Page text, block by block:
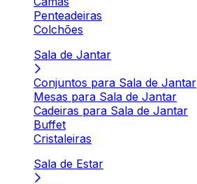
Penteadeiras
Colchões
Sala de Jantar
Conjuntos para Sala de Jantar
Mesas para Sala de Jantar
Cadeiras para Sala de Jantar
Buffet
Cristaleiras
Sala de Estar